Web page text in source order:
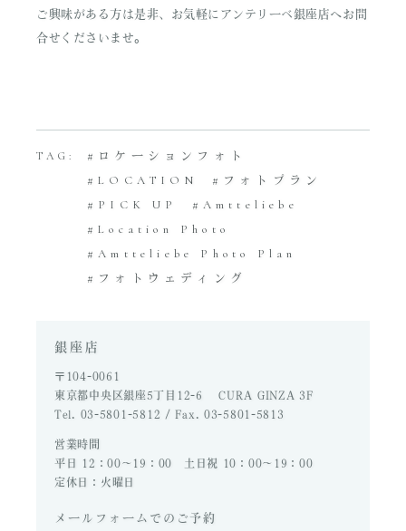
ご興味がある方は是非、お気軽にアンテリーベ銀座店へお問
合せくださいませ。
TAG:
ロケーションフォト
LOCATION
フォトプラン
PICK UP
Amtteliebe
Location Photo
Amtteliebe Photo Plan
フォトウェディング
銀座店
〒104-0061
東京都中央区銀座5丁目12-6 CURA GINZA 3F
Tel. 03-5801-5812 / Fax. 03-5801-5813
営業時間
平日 12：00～19：00 土日祝 10：00～19：00
定休日：火曜日
メールフォームでのご予約